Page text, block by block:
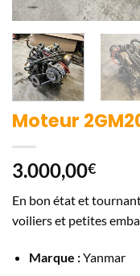
Moteur
3.000,00€
En bon état et
voiliers et petites
Marque :Yanmar